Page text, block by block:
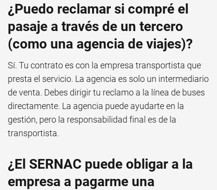
¿Puedo reclamar si compré el
pasaje a través de un tercero
(como una agencia de viajes)?
Sí. Tu contrato es con la empresa transportista que
presta el servicio. La agencia es solo un intermediario
de venta. Debes dirigir tu reclamo a la línea de buses
directamente. La agencia puede ayudarte en la
gestión, pero la responsabilidad final es de la
transportista.
¿El SERNAC puede obligar a la
empresa a pagarme una